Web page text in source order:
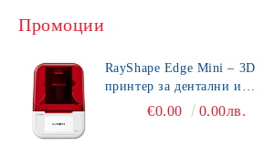
Промоции
RayShape Edge Mini – 3D
принтер за дентални и
зъботехнически приложения
€0.00 0.00лв.